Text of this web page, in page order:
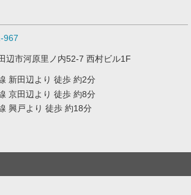
967
辺市河原里ノ内52-7 西村ビル1F
新田辺より 徒歩 約2分
京田辺より 徒歩 約8分
興戸より 徒歩 約18分